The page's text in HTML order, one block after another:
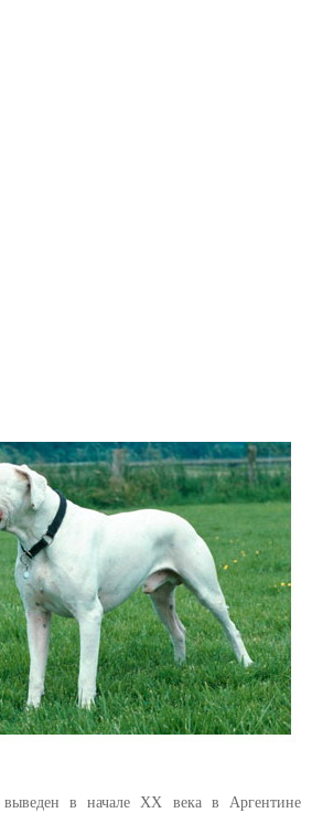
в начале XX века в Аргентине